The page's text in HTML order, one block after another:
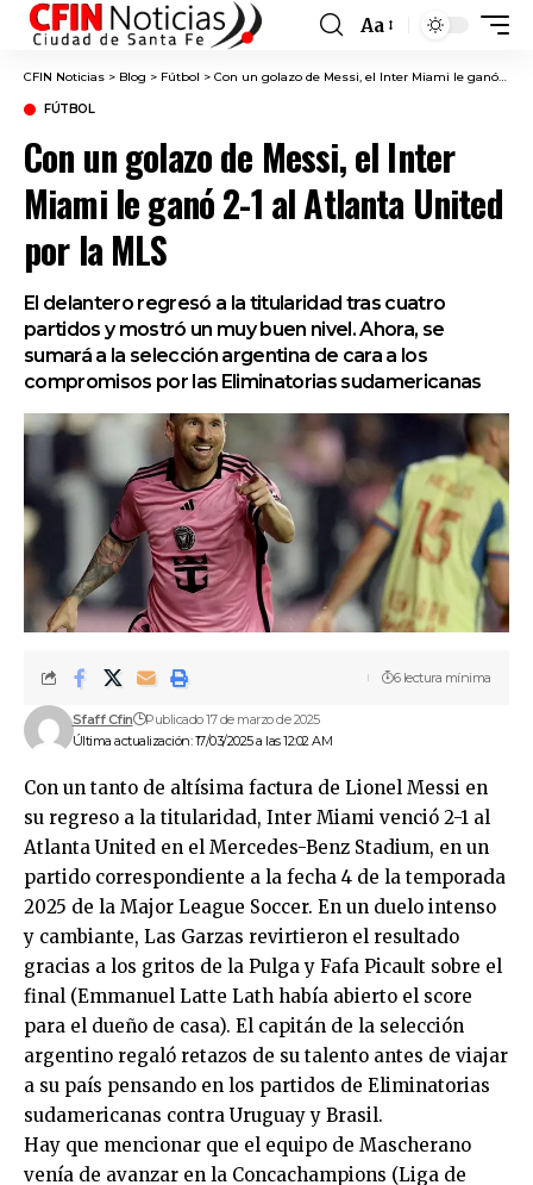
Font
Resizer
Aa
CFIN Noticias > Blog > Fútbol > Con un golazo de Messi, el Inter Miami le ganó 2-1 al Atlanta United por la MLS
FÚTBOL
Con un golazo de Messi, el Inter
Miami le ganó 2-1 al Atlanta United
por la MLS
El delantero regresó a la titularidad tras cuatro
partidos y mostró un muy buen nivel. Ahora, se
sumará a la selección argentina de cara a los
compromisos por las Eliminatorias sudamericanas
Última actualización: 17/03/2025 a las 12:02 AM
Sfaff Cfin Publicado 17 de marzo de 2025
6 lectura mínima
Con un tanto de altísima factura de Lionel Messi en
su regreso a la titularidad, Inter Miami venció 2-1 al
Atlanta United en el Mercedes-Benz Stadium, en un
partido correspondiente a la fecha 4 de la temporada
2025 de la Major League Soccer. En un duelo intenso
y cambiante, Las Garzas revirtieron el resultado
gracias a los gritos de la Pulga y Fafa Picault sobre el
final (Emmanuel Latte Lath había abierto el score
para el dueño de casa). El capitán de la selección
argentino regaló retazos de su talento antes de viajar
a su país pensando en los partidos de Eliminatorias
sudamericanas contra Uruguay y Brasil.
Hay que mencionar que el equipo de Mascherano
venía de avanzar en la Concachampions (Liga de